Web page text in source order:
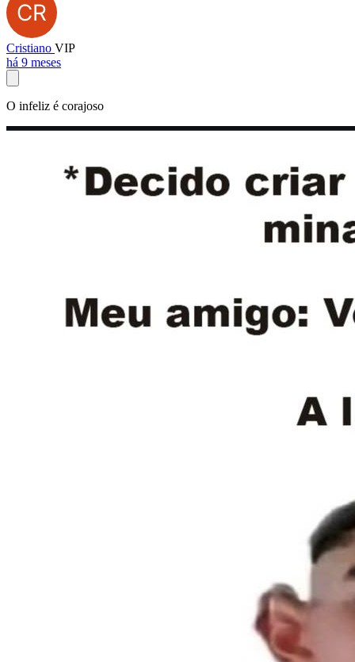
Cristiano VIP
há 9 meses
O infeliz é corajoso